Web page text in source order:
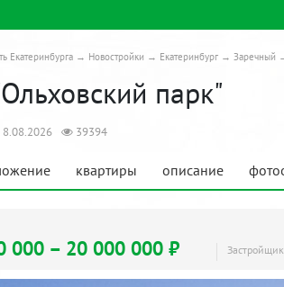
Екатеринбурга Новостройки Екатеринбург Заречный
парк"
39394
квартиры описание
000 – 20 000 000 ₽ Застройщик